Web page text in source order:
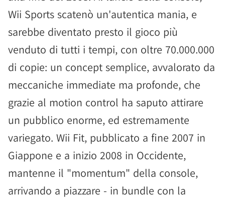
Wii Sports scatenò un'autentica mania, e
sarebbe diventato presto il gioco più
venduto di tutti i tempi, con oltre 70.000.000
di copie: un concept semplice, avvalorato da
meccaniche immediate ma profonde, che
grazie al motion control ha saputo attirare
un pubblico enorme, ed estremamente
variegato. Wii Fit, pubblicato a fine 2007 in
Giappone e a inizio 2008 in Occidente,
mantenne il "momentum" della console,
arrivando a piazzare - in bundle con la